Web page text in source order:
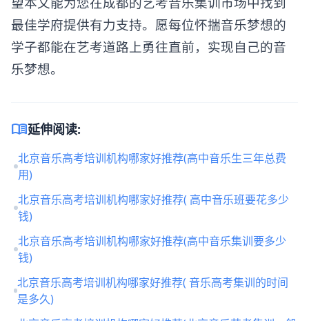
最佳学府提供有力支持。愿每位怀揣音乐梦想的
学子都能在艺考道路上勇往直前，实现自己的音
乐梦想。
menu_book延伸阅读:
北京音乐高考培训机构哪家好推荐(高中音乐生三年总费
用)
北京音乐高考培训机构哪家好推荐( 高中音乐班要花多少
钱)
北京音乐高考培训机构哪家好推荐(高中音乐集训要多少
钱)
北京音乐高考培训机构哪家好推荐( 音乐高考集训的时间
是多久)